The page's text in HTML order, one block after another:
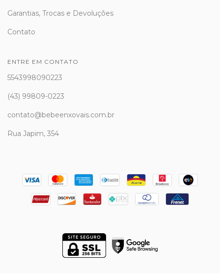
Garantias, Trocas e Devoluções
Contato
ENTRE EM CONTATO
5543998090223
(43) 99809-0223
contato@bebeenxovais.com.br
Rua Japim, 354